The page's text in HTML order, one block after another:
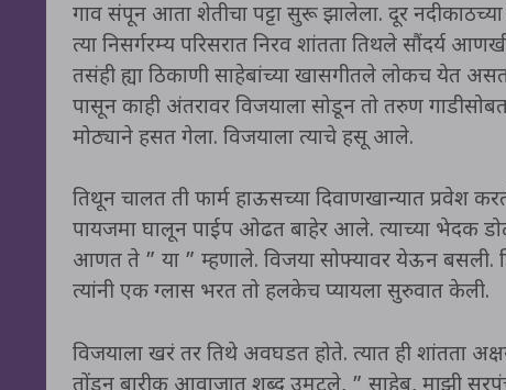
गाव संपून आता शेतीचा पट्टा सुरू झालेला. दूर
त्या निसर्गरम्य परिसरात निरव शांतता तिथले सौंदर्य
तसंही ह्या ठिकाणी साहेबांच्या खासगीतले लोकच येत
पासून काही अंतरावर विजयाला सोडून तो तरुण
मोठ्याने हसत गेला. विजयाला त्याचे हसू आले.
तिथून चालत ती फार्म हाऊसच्या दिवाणखान्यात प्रवेश
पायजमा घालून पाईप ओढत बाहेर आले. त्याच्या भेदक
आणत ते ” या ” म्हणाले. विजया सोफ्यावर येऊन बसली.
त्यांनी एक ग्लास भरत तो हलकेच प्यायला सुरुवात केली.
विजयाला खरं तर तिथे अवघडत होते. त्यात ही शांतता